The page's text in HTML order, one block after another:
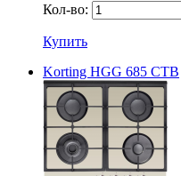
Кол-во:
Купить
Korting HGG 685 CTB